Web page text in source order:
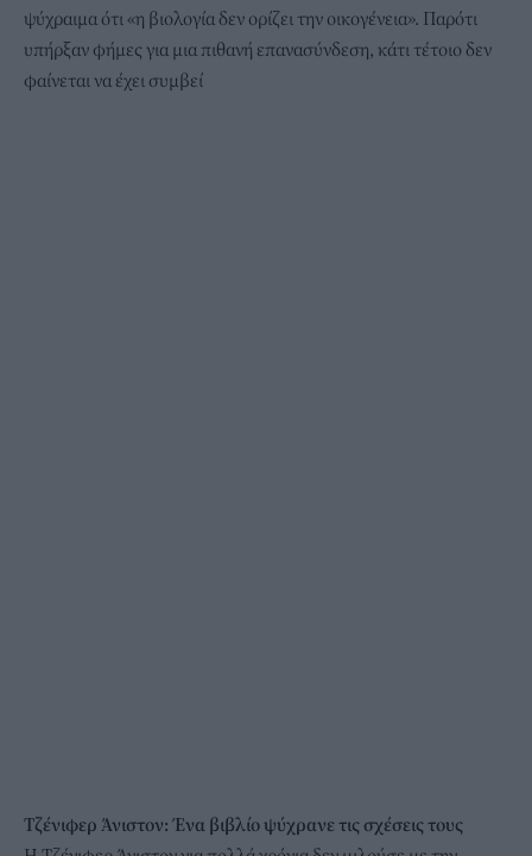
ψύχραιμα ότι «η βιολογία δεν ορίζει την οικογένεια». Παρότι
υπήρξαν φήμες για μια πιθανή επανασύνδεση, κάτι τέτοιο δεν
φαίνεται να έχει συμβεί
Τζένιφερ Άνιστον: Ένα βιβλίο ψύχρανε τις σχέσεις τους